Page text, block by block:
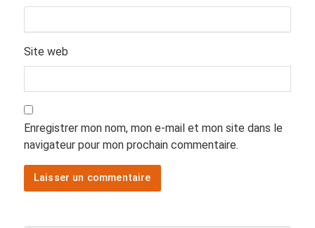
Site web
Enregistrer mon nom, mon e-mail et mon site dans le
navigateur pour mon prochain commentaire.